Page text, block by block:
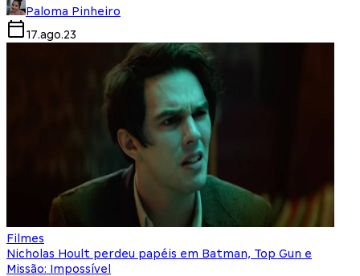
Paloma Pinheiro
17.ago.23
Filmes
Nicholas Hoult perdeu papéis em Batman, Top Gun e
Missão: Impossível